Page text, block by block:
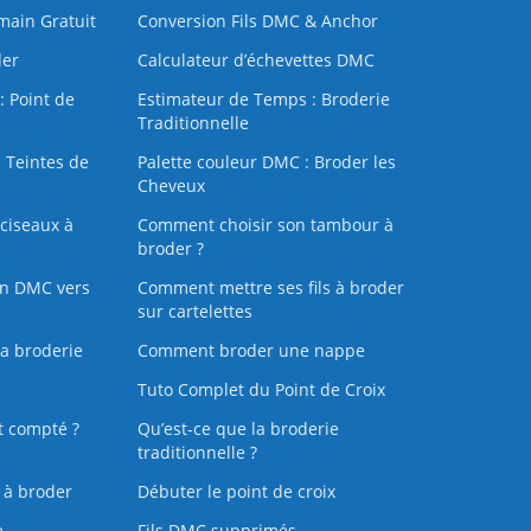
Gratuit
Conversion Fils DMC & Anchor
Calculateur d’échevettes DMC
Point de
Estimateur de Temps : Broderie
Traditionnelle
Teintes de
Palette couleur DMC : Broder les
Cheveux
à
Comment choisir son tambour à
broder ?
DMC vers
Comment mettre ses fils à broder
sur cartelettes
broderie
Comment broder une nappe
Tuto Complet du Point de Croix
compté ?
Qu’est-ce que la broderie
traditionnelle ?
broder
Débuter le point de croix